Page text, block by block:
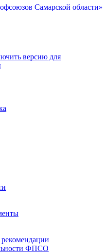
Самарской области»
версию для
ФПСО